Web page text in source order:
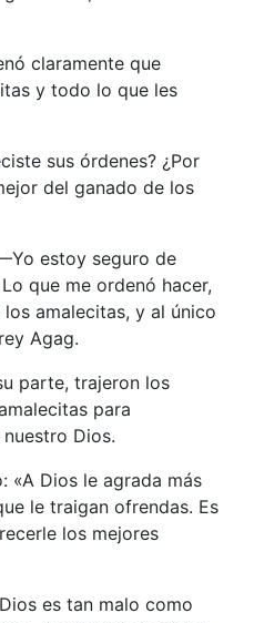
claramente que
y todo lo que les
sus órdenes? ¿Por
del ganado de los
estoy seguro de
que me ordenó hacer,
amalecitas, y al único
Agag.
parte, trajeron los
para
Dios.
«A Dios le agrada más
le traigan ofrendas. Es
los mejores
es tan malo como